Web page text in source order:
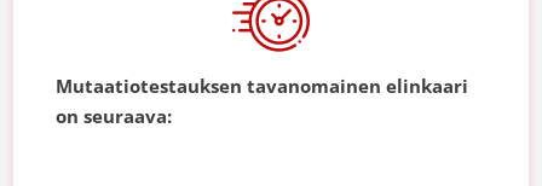
Mutaatiotestauksen tavanomainen elinkaari
on seuraava: